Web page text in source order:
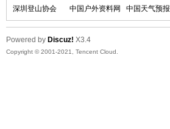
深圳登山协会 中国户外资料网 中国天气预报
Powered by Discuz! X3.4
Copyright © 2001-2021, Tencent Cloud.